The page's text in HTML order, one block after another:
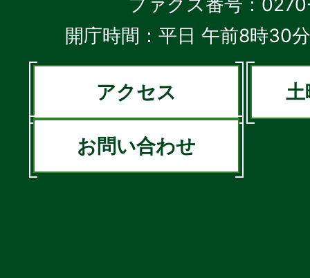
開庁時間：平日 午前8時30
アクセス 土
お問い合わせ